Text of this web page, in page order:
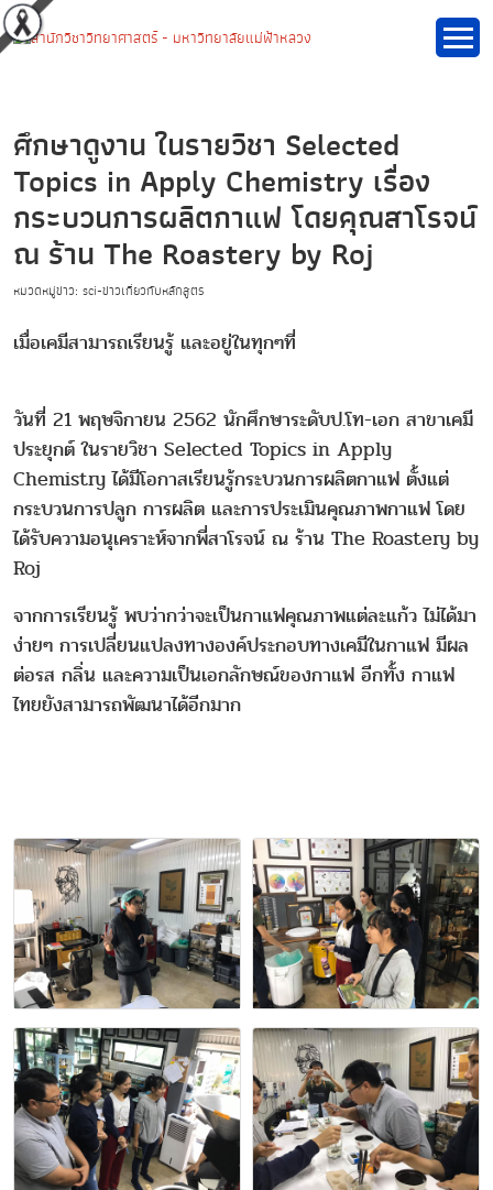
ศึกษาดูงาน ในรายวิชา Selected
Topics in Apply Chemistry เรื่อง
กระบวนการผลิตกาแฟ โดยคุณสาโรจน์
ณ ร้าน The Roastery by Roj
หมวดหมู่ข่าว: sci-ข่าวเกี่ยวกับหลักสูตร
เมื่อเคมีสามารถเรียนรู้ และอยู่ในทุกๆที่
วันที่ 21 พฤษจิกายน 2562 นักศึกษาระดับป.โท-เอก สาขาเคมี
ประยุกต์ ในรายวิชา Selected Topics in Apply
Chemistry ได้มีโอกาสเรียนรู้กระบวนการผลิตกาแฟ ตั้งแต่
กระบวนการปลูก การผลิต และการประเมินคุณภาพกาแฟ โดย
ได้รับความอนุเคราะห์จากพี่สาโรจน์ ณ ร้าน The Roastery by
Roj
จากการเรียนรู้ พบว่ากว่าจะเป็นกาแฟคุณภาพแต่ละแก้ว ไม่ได้มา
ง่ายๆ การเปลี่ยนแปลงทางองค์ประกอบทางเคมีในกาแฟ มีผล
ต่อรส กลิ่น และความเป็นเอกลักษณ์ของกาแฟ อีกทั้ง กาแฟ
ไทยยังสามารถพัฒนาได้อีกมาก